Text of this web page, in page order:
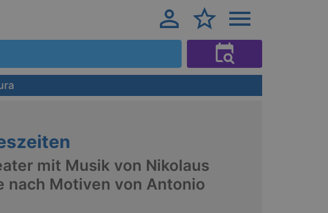
mit Musik von Nikolaus
nach Motiven von Antonio